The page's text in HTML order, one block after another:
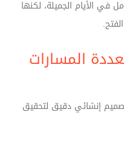
في الأيام الجميلة، لكنها
المسارات
إنشائي دقيق لتحقيق